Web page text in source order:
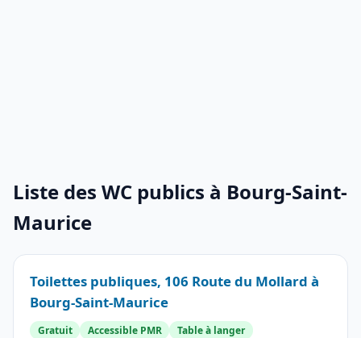
Liste des WC publics à Bourg-Saint-
Maurice
Toilettes publiques, 106 Route du Mollard à
Bourg-Saint-Maurice
Gratuit Accessible PMR
Table à langer